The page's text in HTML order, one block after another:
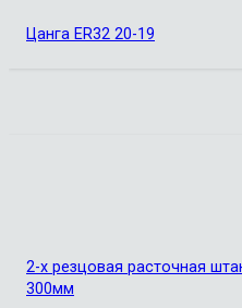
Цанга ER32 20-19
2-х резцовая расточная
300мм